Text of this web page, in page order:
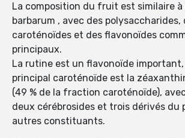
La composition du fruit est similaire à
barbarum , avec des polysaccharides,
caroténoïdes et des flavonoïdes
principaux.
La rutine est un flavonoïde
principal caroténoïde est la
(49 % de la fraction caroténoïde),
deux cérébrosides et trois dérivés du
autres constituants.